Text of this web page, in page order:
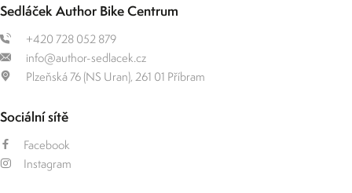
Sedláček Author Bike Centrum
+420 728 052 879
info@author-sedlacek.cz
Plzeňská 76 (NS Uran), 261 01 Příbram
Sociální sítě
Facebook
Instagram